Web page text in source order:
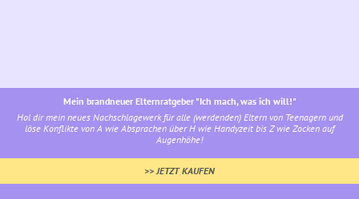
Mein brandneuer Elternratgeber "Ich mach, was ich will!"
Hol dir mein neues Nachschlagewerk für alle (werdenden) Eltern von Teenagern und
löse Konflikte von A wie Absprachen über H wie Handyzeit bis Z wie Zocken auf
Augenhöhe!
>> JETZT KAUFEN